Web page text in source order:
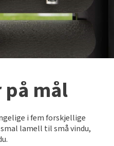
på mål
i fem forskjellige
lamell til små vindu,